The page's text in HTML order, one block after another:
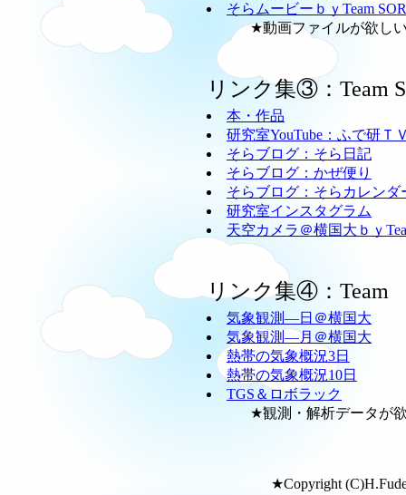
そらムービーｂｙTeam
★動画ファイルが欲しい
リンク集③：Team
本・作品
研究室YouTube：ふで研Ｔ
そらブログ：そら日記
そらブログ：かぜ便り
そらブログ：そらカレンダ
研究室インスタグラム
天空カメラ＠横国大ｂｙ
リンク集④：
気象観測―日＠横国大
気象観測―月＠横国大
熱帯の気象概況3日
熱帯の気象概況10日
TGS＆ロボラック
★観測・解析データが欲し
★Copyright